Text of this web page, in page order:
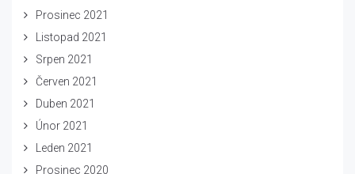
Prosinec 2021
Listopad 2021
Srpen 2021
Červen 2021
Duben 2021
Únor 2021
Leden 2021
Prosinec 2020